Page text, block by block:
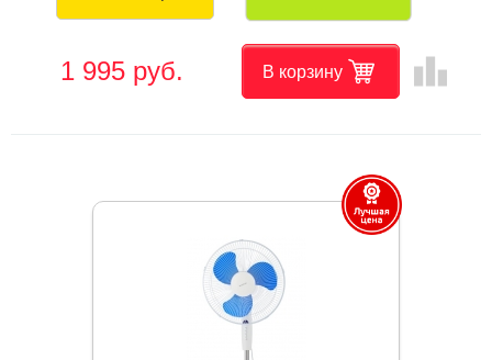
1 995 руб. В корзину leaderboard